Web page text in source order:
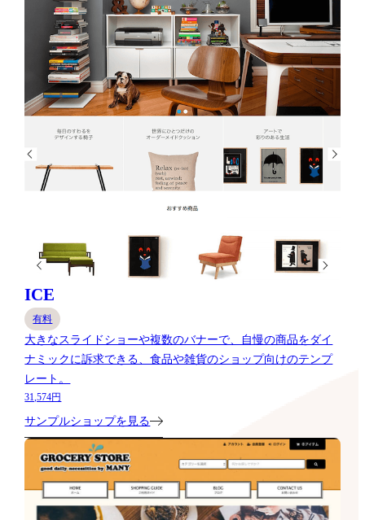
ICE
有料
大きなスライドショーや複数のバナーで、自慢の商品をダイ
ナミックに訴求できる、食品や雑貨のショップ向けのテンプ
レート。
31,574円
サンプルショップを見る